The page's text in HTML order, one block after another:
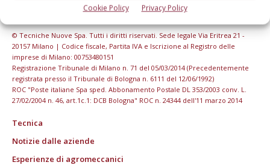
Cookie Policy Privacy Policy
© Tecniche Nuove Spa. Tutti i diritti riservati. Sede legale Via Eritrea 21 -
20157 Milano | Codice fiscale, Partita IVA e Iscrizione al Registro delle
imprese di Milano: 00753480151
Registrazione Tribunale di Milano n. 71 del 05/03/2014 (Precedentemente
registrata presso il Tribunale di Bologna n. 6111 del 12/06/1992)
ROC "Poste italiane Spa sped. Abbonamento Postale DL 353/2003 conv. L.
27/02/2004 n. 46, art.1c.1: DCB Bologna" ROC n. 24344 dell'11 marzo 2014
Tecnica
Notizie dalle aziende
Esperienze di agromeccanici